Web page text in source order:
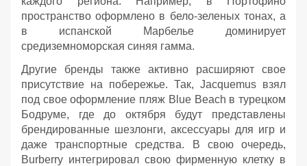
пространство оформлено в бело-зеленых тонах, а
в испанской Марбелье доминирует
средиземноморская синяя гамма.
Другие бренды также активно расширяют свое
присутствие на побережье. Так, Jacquemus взял
под свое оформление пляж Blue Beach в турецком
Бодруме, где до октября будут представлены
брендированные шезлонги, аксессуары для игр и
даже транспортные средства. В свою очередь,
Burberry интегрировал свою фирменную клетку в